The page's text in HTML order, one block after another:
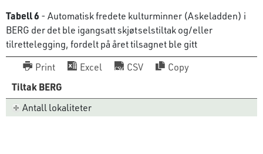
Tabell 6 - Automatisk fredete kulturminner (Askeladden) i
BERG der det ble igangsatt skjøtselstiltak og/eller
tilrettelegging, fordelt på året tilsagnet ble gitt
Print
Excel CSV
Copy
Tiltak BERG
Antall lokaliteter